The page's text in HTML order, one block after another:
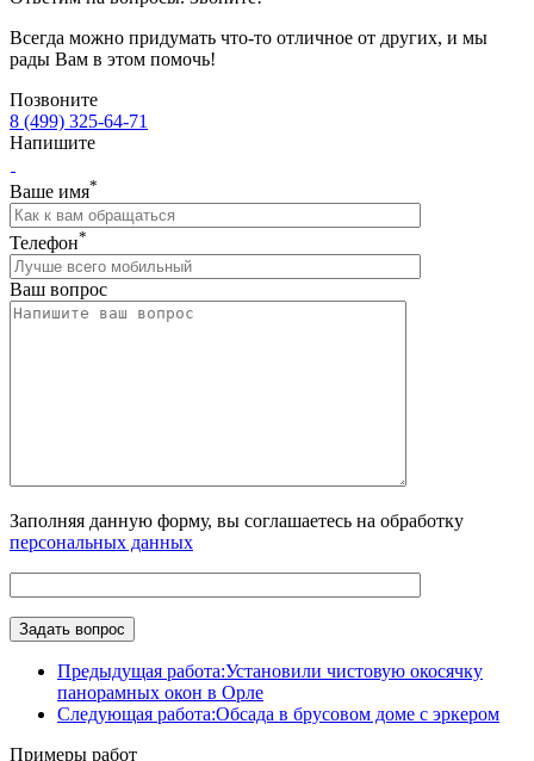
Всегда можно придумать что-то отличное от других, и мы
рады Вам в этом помочь!
Позвоните
8 (499) 325-64-71
Напишите
Ваше имя*
Телефон*
Ваш вопрос
Заполняя данную форму, вы соглашаетесь на обработку
персональных данных
Предыдущая работа:Установили чистовую окосячку
панорамных окон в Орле
Следующая работа:Обсада в брусовом доме с эркером
Примеры работ